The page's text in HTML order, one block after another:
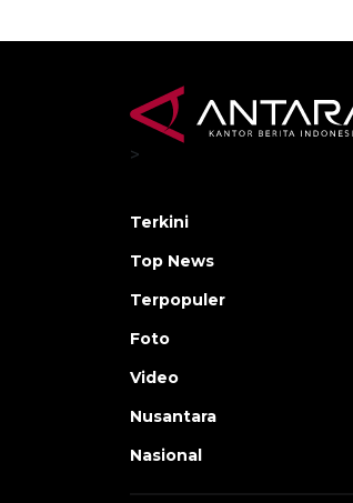
>
Terkini
Top News
Terpopuler
Foto
Video
Nusantara
Nasional